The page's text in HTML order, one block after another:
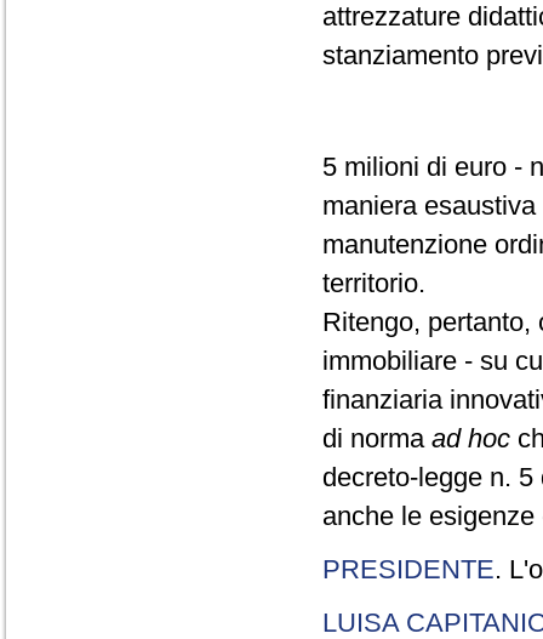
attrezzature
stanziamento
5 milioni di euro -
maniera
manutenzione
territorio.
Ritengo, pertanto,
immobiliare - su
finanziaria
di norma ad hoc
decreto-legge n.
anche le
PRESIDENTE.
LUISA